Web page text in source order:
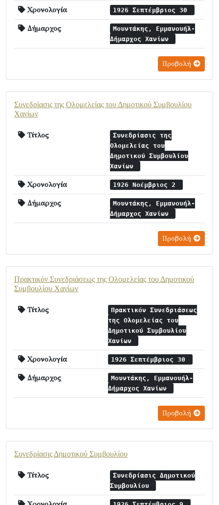
Χρονολογία 1926 Σεπτέμβριος 30
Δήμαρχος
Μουντάκης, Εμμανουήλ-
Δήμαρχος Χανίων
Προβολή
Συνεδρίασις της Ολομελείας του Δημοτικού Συμβουλίου
Χανίων
Τίτλος
Συνεδρίασις της
Ολομελείας του
Δημοτικού Συμβουλίου
Χανίων
Χρονολογία 1926 Νοέμβριος 2
Δήμαρχος
Μουντάκης, Εμμανουήλ-
Δήμαρχος Χανίων
Προβολή
Πρακτικόν Συνεδριάσεως της Ολομελείας του Δημοτικού
Συμβουλίου Χανίων
Τίτλος
Πρακτικόν Συνεδριάσεως
της Ολομελείας του
Δημοτικού Συμβουλίου
Χανίων
Χρονολογία 1926 Σεπτέμβριος 30
Δήμαρχος
Μουντάκης, Εμμανουήλ-
Δήμαρχος Χανίων
Προβολή
Συνεδρίασις Δημοτικού Συμβουλίου
Τίτλος
Συνεδρίασις Δημοτικού
Συμβουλίου